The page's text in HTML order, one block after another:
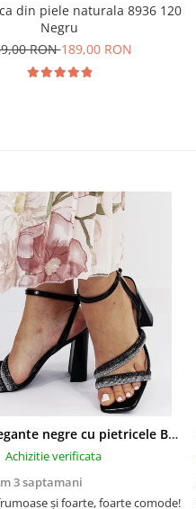
din piele naturala 8936 120
Negru
RON189,00 RON
Sandale elegante negre cu pietricele BZF8778 M12
Achizitie verificata
3 saptamani
şi foarte, foarte comode!